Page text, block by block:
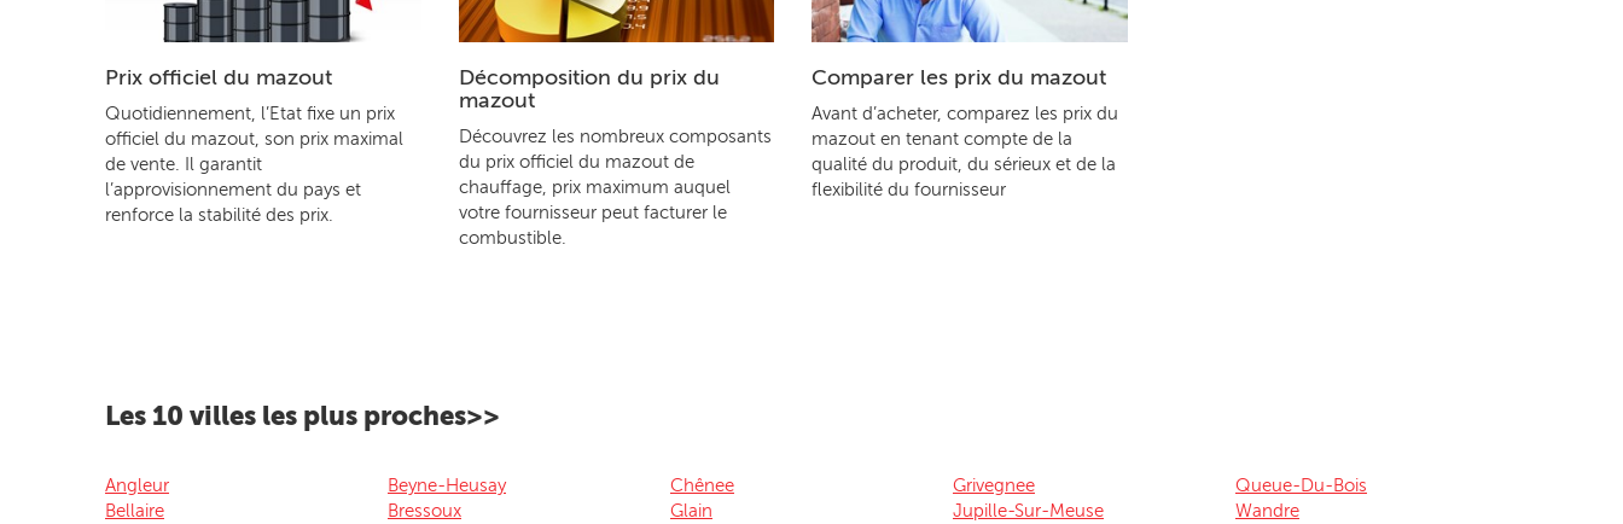
Prix officiel du mazout
Quotidiennement, l’Etat fixe un prix
officiel du mazout, son prix maximal
de vente. Il garantit
l’approvisionnement du pays et
renforce la stabilité des prix.
Décomposition du prix du
mazout
Découvrez les nombreux composants
du prix officiel du mazout de
chauffage, prix maximum auquel
votre fournisseur peut facturer le
combustible.
Comparer les prix du mazout
Avant d’acheter, comparez les prix du
mazout en tenant compte de la
qualité du produit, du sérieux et de la
flexibilité du fournisseur
Les 10 villes les plus proches>>
Angleur
Bellaire
Beyne-Heusay
Bressoux
Chênee
Glain
Grivegnee
Jupille-Sur-Meuse
Queue-Du-Bois
Wandre